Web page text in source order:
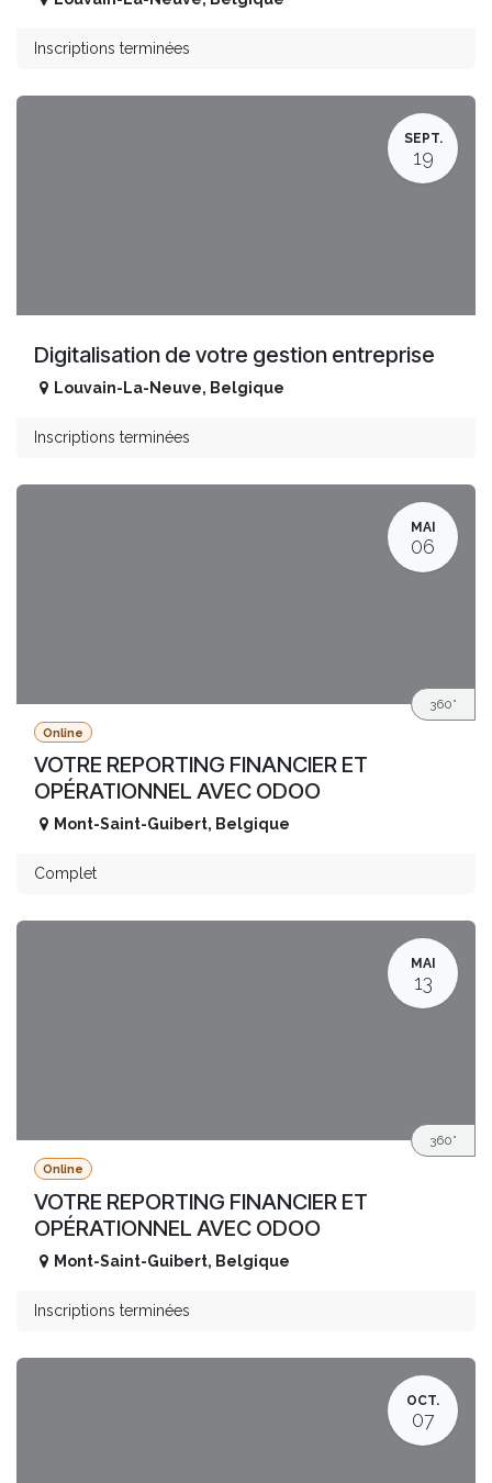
Inscriptions terminées
SEPT.
19
Digitalisation de votre gestion entreprise
Louvain-La-Neuve, Belgique
Inscriptions terminées
MAI
06
Online
VOTRE REPORTING FINANCIER ET
OPÉRATIONNEL AVEC ODOO
360°
Mont-Saint-Guibert, Belgique
Complet
MAI
13
Online
VOTRE REPORTING FINANCIER ET
OPÉRATIONNEL AVEC ODOO
360°
Mont-Saint-Guibert, Belgique
Inscriptions terminées
OCT.
07